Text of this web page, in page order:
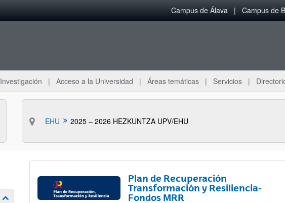
Campus de Álava Campus de
Investigación Acceso a la Universidad Áreas temáticas Servicios
EHU 2025 – 2026 HEZKUNTZA UPV/EHU
Mostrar/ocultar subpáginas
Plan de Recuperación
Transformación y Resiliencia-
Fondos MRR